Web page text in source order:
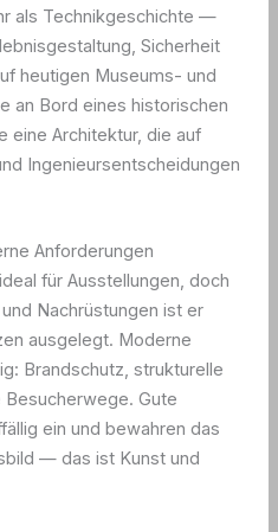
als Technikgeschichte —
Sicherheit
heutigen Museums- und
an Bord eines historischen
eine Architektur, die auf
Ingenieursentscheidungen
Anforderungen
für Ausstellungen, doch
Nachrüstungen ist er
ausgelegt. Moderne
Brandschutz, strukturelle
Gute
ein und bewahren das
— das ist Kunst und